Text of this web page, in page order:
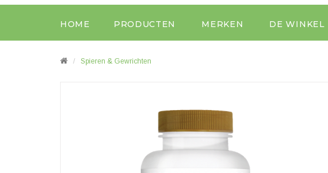
HOME PRODUCTEN MERKEN DE WINKEL
Spieren & Gewrichten